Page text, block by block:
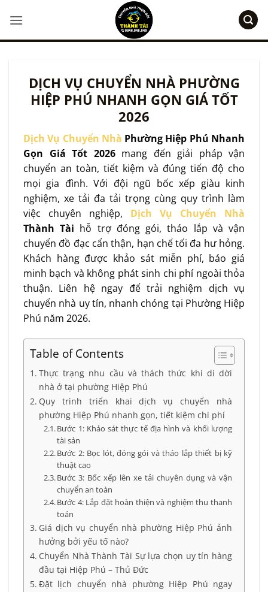
qua
nội
DỊCH VỤ CHUYỂN NHÀ PHƯỜNG
HIỆP PHÚ NHANH GỌN GIÁ TỐT
2026
Dịch Vụ Chuyển Nhà Phường Hiệp Phú Nhanh
Gọn Giá Tốt 2026mang đến giải pháp vận
chuyển an toàn, tiết kiệm và đúng tiến độ cho
mọi gia đình. Với đội ngũ bốc xếp giàu kinh
nghiệm, xe tải đa tải trọng cùng quy trình làm
việc chuyên nghiệp, Dịch Vụ Chuyển Nhà
Thành Tài hỗ trợ đóng gói, tháo lắp và vận
chuyển đồ đạc cẩn thận, hạn chế tối đa hư hỏng.
Khách hàng được khảo sát miễn phí, báo giá
minh bạch và không phát sinh chi phí ngoài thỏa
thuận. Liên hệ ngay để trải nghiệm dịch vụ
chuyển nhà uy tín, nhanh chóng tại Phường Hiệp
Phú năm 2026.
Table of Contents
Thực trạng nhu cầu và thách thức khi di dời
nhà ở tại phường Hiệp Phú
Quy trình triển khai dịch vụ chuyển nhà
phường Hiệp Phú nhanh gọn, tiết kiệm chi phí
Bước 1: Khảo sát thực tế địa hình và khối lượng
tài sản
Bước 2: Bọc lót, đóng gói và tháo lắp thiết bị kỹ
thuật cao
Bước 3: Bốc xếp lên xe tải chuyên dụng và vận
chuyển an toàn
Bước 4: Lắp đặt hoàn thiện và nghiệm thu thanh
toán
Giá dịch vụ chuyển nhà phường Hiệp Phú ảnh
hưởng bởi yếu tố nào?
Chuyển Nhà Thành Tài Sự lựa chọn uy tín hàng
đầu tại Hiệp Phú – Thủ Đức
Đặt lịch chuyển nhà phường Hiệp Phú ngay